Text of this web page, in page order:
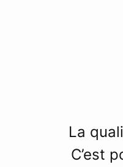
La
C’est